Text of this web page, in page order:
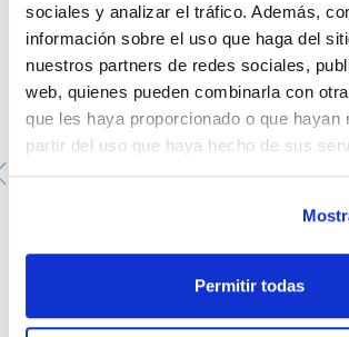
sociales y analizar el tráfico. Además,
información sobre el uso que haga del
nuestros partners de redes sociales,
web, quienes pueden combinarla con
que les haya proporcionado o que hayan
partir del uso que haya hecho de sus
Permitir todas
Placa Petri aséptica de 90mm.
PPD-90143A
Mi precio: Comprar